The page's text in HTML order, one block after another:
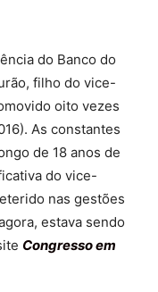
do Banco do
filho do vice-
oito vezes
As constantes
de 18 anos de
do vice-
nas gestões
estava sendo
Congresso em